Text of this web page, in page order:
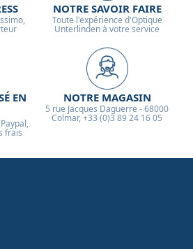
NOTRE SAVOIR FAIRE
Toute l'expérience d'Optique
Unterlinden à votre service
EN
frais
NOTRE MAGASIN
5 rue Jacques Daguerre - 68000
Colmar, +33 (0)3 89 24 16 05